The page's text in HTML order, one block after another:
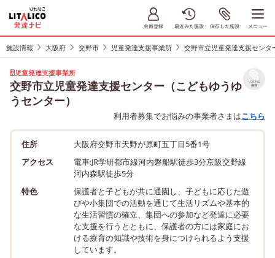
施設情報 大阪府 交野市 児童発達支援事業所 交野市立児童発達支援セン
児童発達支援事業所
交野市立児童発達支援センター（こどもゆうゆ
うセンター）
リストに
保存
利用者募集でお悩みの事業者さまはこちら
住所
大阪府交野市天野が原町五丁目5番1号
アクセス
電車:JR学研都市線河内磐船駅徒歩3分京阪交野線
河内森駅徒歩5分
特色
保護者と子どもが共に通園し、子どもに応じた遊
びや小集団での活動を通じて生活リズムや基本的
な生活習慣の確立、集団への参加など発達に必要
な支援を行うとともに、保護者の方には家庭にお
ける療育の知識や技術を身につけられるよう支援
しています。